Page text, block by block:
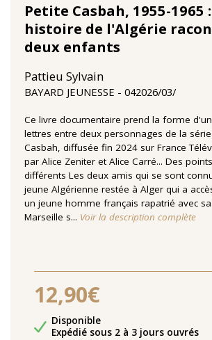
Petite Casbah, 1955-1965
histoire de l'Algérie
deux enfants
Pattieu Sylvain
BAYARD JEUNESSE 04‏/03‏/2026
Ce livre documentaire prend la forme
lettres entre deux personnages de la
Casbah, diffusée fin 2024 sur France
par Alice Zeniter et Alice Carré... Des
différents Les deux amis qui se sont
jeune Algérienne restée à Alger qui a
un jeune homme français rapatrié avec
Marseille s... Voir la description complète
12,90€
Disponibilité
Disponible
Délais de livraison
Expédié sous 2 à 3 jours ouvrés